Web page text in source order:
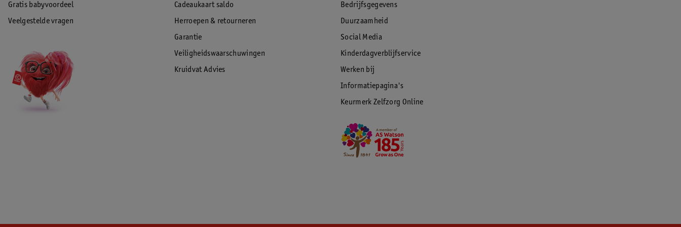
Gratis babyvoordeel
Veelgestelde vragen
Cadeaukaart saldo
Herroepen & retourneren
Garantie
Veiligheidswaarschuwingen
Kruidvat Advies
Bedrijfsgegevens
Duurzaamheid
Social Media
Kinderdagverblijfservice
Werken bij
Informatiepagina's
Keurmerk Zelfzorg Online